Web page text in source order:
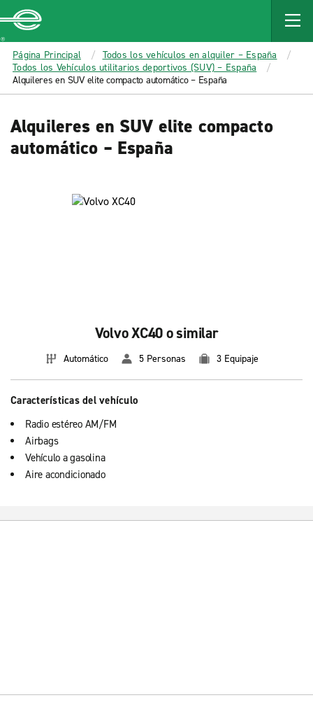
MAIN
CONTENT
Enterprise
Página Principal
Todos los vehículos en alquiler – España
Todos los Vehículos utilitarios deportivos (SUV) – España
Alquileres en SUV elite compacto automático – España
Alquileres en SUV elite compacto
automático – España
Volvo XC40 o similar
Automático 5 Personas 3 Equipaje
Características del vehículo
Radio estéreo AM/FM
Airbags
Vehículo a gasolina
Aire acondicionado